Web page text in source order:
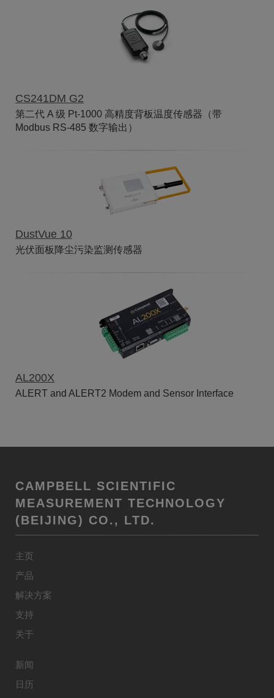
CS241DM G2
第二代 A 级 Pt-1000 高精度背板温度传感器（带
Modbus RS-485 数字输出）
DustVue 10
光伏面板降尘污染监测传感器
AL200X
ALERT and ALERT2 Modem and Sensor Interface
CAMPBELL SCIENTIFIC
MEASUREMENT TECHNOLOGY
(BEIJING) CO., LTD.
主页
产品
解决方案
支持
关于
新闻
日历